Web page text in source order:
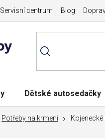
Servisní centrum Blog
Dětské autosedačky
Potřeby na krmení Kojenecké